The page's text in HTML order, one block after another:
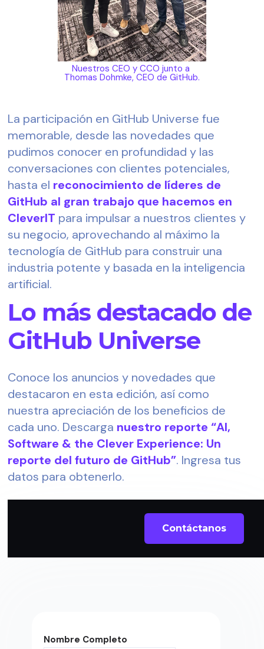
Nuestros CEO y CCO junto a
Thomas Dohmke, CEO de GitHub.
La participación en GitHub Universe fue
memorable, desde las novedades que
pudimos conocer en profundidad y las
conversaciones con clientes potenciales,
hasta el reconocimiento de líderes de
GitHub al gran trabajo que hacemos en
CleverIT para impulsar a nuestros clientes y
su negocio, aprovechando al máximo la
tecnología de GitHub para construir una
industria potente y basada en la inteligencia
artificial.
Lo más destacado de
GitHub Universe
Conoce los anuncios y novedades que
destacaron en esta edición, así como
nuestra apreciación de los beneficios de
cada uno. Descarga nuestro reporte “AI,
Software & the Clever Experience: Un
reporte del futuro de GitHub”. Ingresa tus
datos para obtenerlo.
Contáctanos
Ingresa tus datos en el siguiente
formulario y obtén nuestro reporte.
Nombre Completo